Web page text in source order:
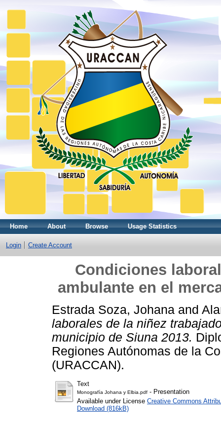
Home About Browse Usage Statistics
Login Create Account
Condiciones
ambulante en el
Estrada Soza, Johana and
laborales de la niñez
municipio de Siuna 2013.
Regiones Autónomas de la
(URACCAN).
Text
Monografía Johana y Elbia.pdf - Presentation
Available under License Creative Commons
Download (816kB)